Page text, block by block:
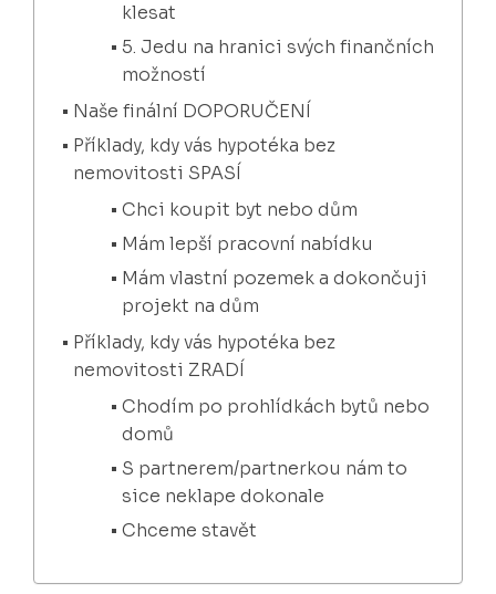
klesat
5. Jedu na hranici svých finančních
možností
Naše finální DOPORUČENÍ
Příklady, kdy vás hypotéka bez
nemovitosti SPASÍ
Chci koupit byt nebo dům
Mám lepší pracovní nabídku
Mám vlastní pozemek a dokončuji
projekt na dům
Příklady, kdy vás hypotéka bez
nemovitosti ZRADÍ
Chodím po prohlídkách bytů nebo
domů
S partnerem/partnerkou nám to
sice neklape dokonale
Chceme stavět